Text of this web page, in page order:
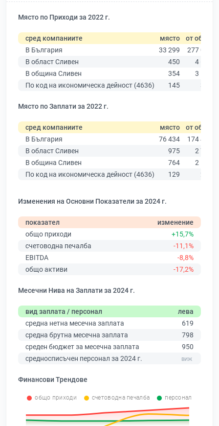
Място по Приходи за 2022 г.
сред компаниите място от общо
В България
33 299
277 019
В област Сливен
450
4 614
В община Сливен
354
3 547
По код на икономическа дейност (4636)
145 321
Място по Заплати за 2022 г.
сред компаниите място от общо
В България
76 434
174 403
В област Сливен
975
2 786
В община Сливен
764
2 167
По код на икономическа дейност (4636)
129 230
Изменения на Основни Показатели за 2024 г.
показател
изменение
общо приходи
+15,7%
счетоводна печалба
-11,1%
EBITDA
-8,8%
общо активи
-17,2%
Месечни Нива на Заплати за 2024 г.
вид заплата / персонал
лева
средна нетна месечна заплата
619
средна брутна месечна заплата
798
среден бюджет за месечна заплата
950
средносписъчен персонал за 2024 г.
Финансови Трендове
общо приходи счетоводна печалба персонал